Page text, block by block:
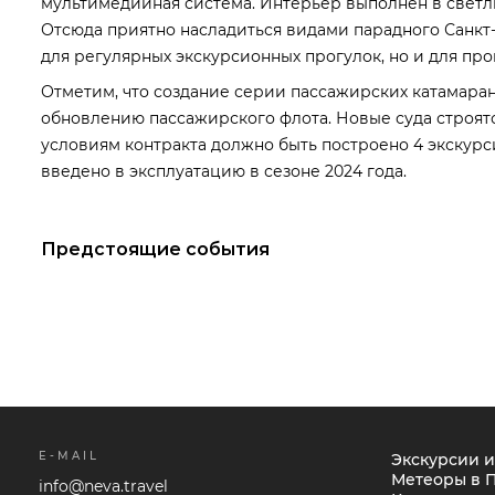
Отсюда приятно насладиться видами парадного
для регулярных экскурсионных прогулок, но и для
Отметим, что создание серии пассажирских
обновлению пассажирского флота. Новые суда
условиям контракта должно быть построено 4
введено в эксплуатацию в сезоне 2024 года.
Предстоящие события
E-MAIL
info@neva.travel
Экскурсии
Метеоры в